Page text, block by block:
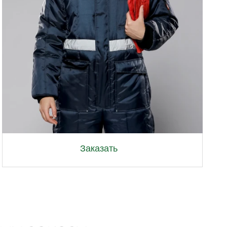
Заказать